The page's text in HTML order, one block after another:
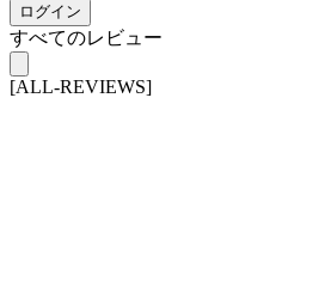
ログイン
すべてのレビュー
[ALL-REVIEWS]